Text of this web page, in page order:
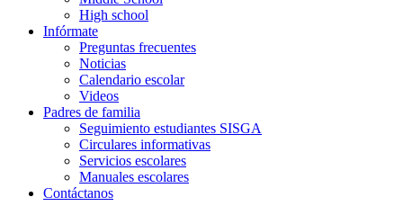
High school
Infórmate
Preguntas frecuentes
Noticias
Calendario escolar
Videos
Padres de familia
Seguimiento estudiantes SISGA
Circulares informativas
Servicios escolares
Manuales escolares
Contáctanos